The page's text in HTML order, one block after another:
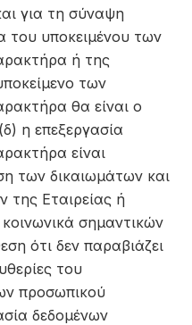
για τη σύναψη
του υποκειμένου των
ή της
των
θα είναι ο
η επεξεργασία
είναι
των δικαιωμάτων και
Εταιρείας ή
σημαντικών
ότι δεν παραβιάζει
του
προσωπικού
δεδομένων